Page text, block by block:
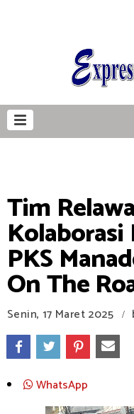
Tim
Kolaborasi
PKS
On The
Senin, 17 Maret 2025 /
WhatsApp